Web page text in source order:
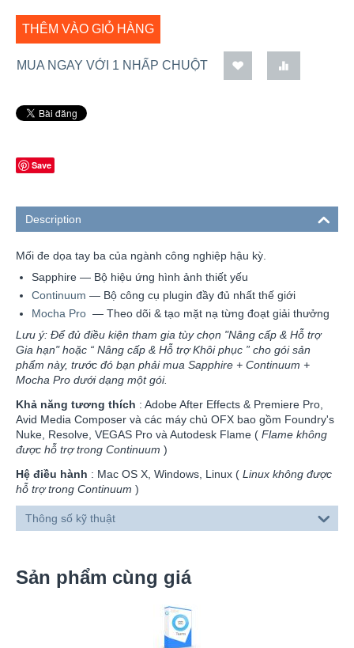
THÊM VÀO GIỎ HÀNG
MUA NGAY VỚI 1 NHẤP CHUỘT
Save
Description
Mối đe dọa tay ba của ngành công nghiệp hậu kỳ.
Sapphire — Bộ hiệu ứng hình ảnh thiết yếu
Continuum — Bộ công cụ plugin đầy đủ nhất thế giới
Mocha Pro — Theo dõi & tạo mặt nạ từng đoạt giải thưởng
Lưu ý: Để đủ điều kiện tham gia tùy chọn "Nâng cấp & Hỗ trợ
Gia hạn" hoặc “ Nâng cấp & Hỗ trợ Khôi phục ” cho gói sản
phẩm này, trước đó bạn phải mua Sapphire + Continuum +
Mocha Pro dưới dạng một gói.
Khả năng tương thích : Adobe After Effects & Premiere Pro,
Avid Media Composer và các máy chủ OFX bao gồm Foundry's
Nuke, Resolve, VEGAS Pro và Autodesk Flame ( Flame không
được hỗ trợ trong Continuum )
Hệ điều hành : Mac OS X, Windows, Linux ( Linux không được
hỗ trợ trong Continuum )
Thông số kỹ thuật
Sản phẩm cùng giá